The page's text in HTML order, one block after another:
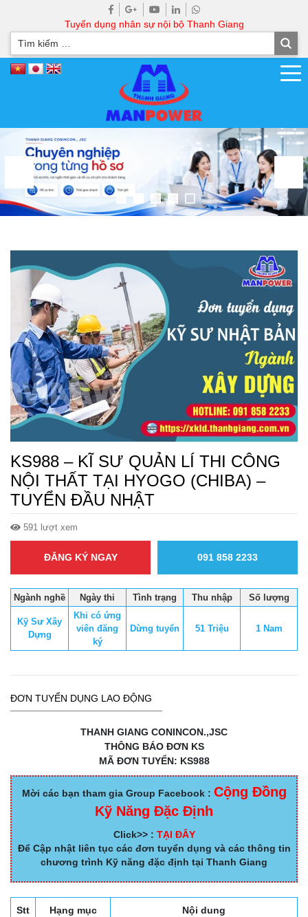
Tuyển dụng nhân sự nội bộ Thanh Giang
KS988 – KĨ SƯ QUẢN LÍ THI CÔNG
NỘI THẤT TẠI HYOGO (CHIBA) –
TUYỂN ĐẦU NHẬT
591 lượt xem
ĐĂNG KÝ NGAY 091 858 2233
Ngành nghề Ngày thi Tình trạng Thu nhập Số lượng
Kỹ Sư Xây
Dựng
Khi có ứng
viên đăng
ký
Dừng tuyển 51 Triệu 1 Nam
ĐƠN TUYỂN DỤNG LAO ĐỘNG
THANH GIANG CONINCON.,JSC
THÔNG BÁO ĐƠN KS
MÃ ĐƠN TUYỂN: KS988
Mời các bạn tham gia Group Facebook : Cộng Đồng
Kỹ Năng Đặc Định
Click>> : TẠI ĐÂY
Để Cập nhật liên tục các đơn tuyển dụng và các thông tin
chương trình Kỹ năng đặc định tại Thanh Giang
Stt Hạng mục Nội dung